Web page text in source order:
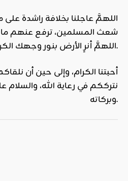
اللهمَّ عاجلنا بخلافة راشدة على
شعث المسلمين، ترفع عنهم ما
اللهمَّ أنرِ الأرض بنور وجهك الكريم. اللهمَّ آمين آمين.
أحبتنا الكرام، وإلى حين أن
نترككم في رعاية الله، والسلام
وبركاته.